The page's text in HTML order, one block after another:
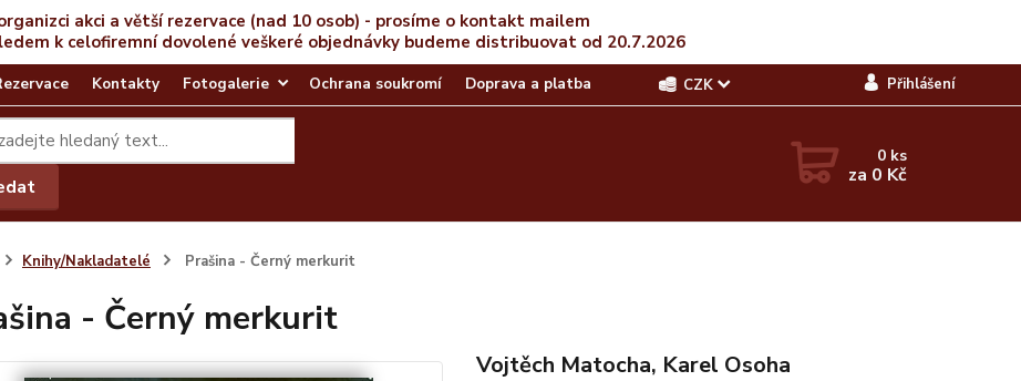
akci a větší rezervace (nad 10 osob) - prosíme o kontakt mailem
k celofiremní dovolené veškeré objednávky budeme distribuovat od 20.7.2026
Kontakty Fotogalerie Ochrana soukromí Doprava a platba CZK Přihlášení
0 ks
za 0 Kč
Knihy/Nakladatelé Prašina - Černý merkurit
- Černý merkurit
Vojtěch Matocha, Karel Osoha